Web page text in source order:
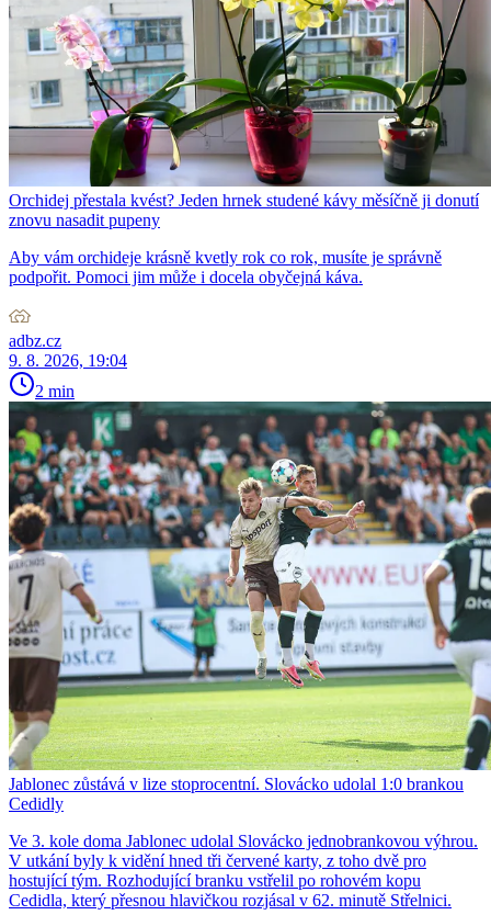
Orchidej přestala kvést? Jeden hrnek studené kávy měsíčně ji donutí
znovu nasadit pupeny
Aby vám orchideje krásně kvetly rok co rok, musíte je správně
podpořit. Pomoci jim může i docela obyčejná káva.
adbz.cz
9. 8. 2026, 19:04
2 min
Jablonec zůstává v lize stoprocentní. Slovácko udolal 1:0 brankou
Cedidly
Ve 3. kole doma Jablonec udolal Slovácko jednobrankovou výhrou.
V utkání byly k vidění hned tři červené karty, z toho dvě pro
hostující tým. Rozhodující branku vstřelil po rohovém kopu
Cedidla, který přesnou hlavičkou rozjásal v 62. minutě Střelnici.